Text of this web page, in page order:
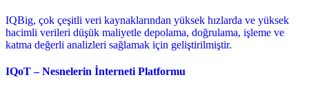
IQBig, çok çeşitli veri kaynaklarından yüksek hızlarda ve yüksek
hacimli verileri düşük maliyetle depolama, doğrulama, işleme ve
katma değerli analizleri sağlamak için geliştirilmiştir.
IQoT – Nesnelerin İnterneti Platformu